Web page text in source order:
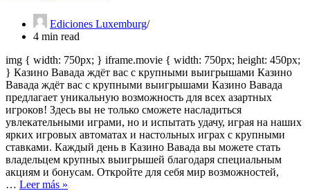
Ediciones Luxemburg
4 min read
img { width: 750px; } iframe.movie { width: 750px; height: 450px;
} Казино Вавада ждёт вас с крупными выигрышами Казино
Вавада ждёт вас с крупными выигрышами Казино Вавада
предлагает уникальную возможность для всех азартных
игроков! Здесь вы не только сможете насладиться
увлекательными играми, но и испытать удачу, играя на наших
ярких игровых автоматах и настольных играх с крупными
ставками. Каждый день в Казино Вавада вы можете стать
владельцем крупных выигрышей благодаря специальным
акциям и бонусам. Откройте для себя мир возможностей,
… Leer más »